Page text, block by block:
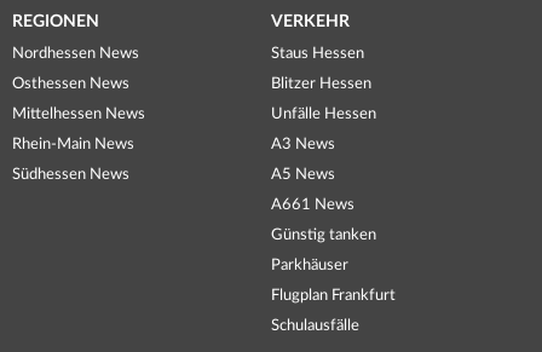
REGIONEN
Nordhessen News
Osthessen News
Mittelhessen News
Rhein-Main News
Südhessen News
VERKEHR
Staus Hessen
Blitzer Hessen
Unfälle Hessen
A3 News
A5 News
A661 News
Günstig tanken
Parkhäuser
Flugplan Frankfurt
Schulausfälle